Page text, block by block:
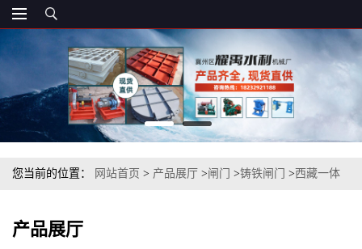
您当前的位置： 网站首页 > 产品展厅 >闸门 >铸铁闸门 >西藏一体
产品展厅